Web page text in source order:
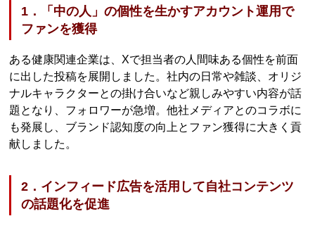
1．「中の人」の個性を生かすアカウント運用で
ファンを獲得
ある健康関連企業は、Xで担当者の人間味ある個性を前面
に出した投稿を展開しました。社内の日常や雑談、オリジ
ナルキャラクターとの掛け合いなど親しみやすい内容が話
題となり、フォロワーが急増。他社メディアとのコラボに
も発展し、ブランド認知度の向上とファン獲得に大きく貢
献しました。
2．インフィード広告を活用して自社コンテンツ
の話題化を促進